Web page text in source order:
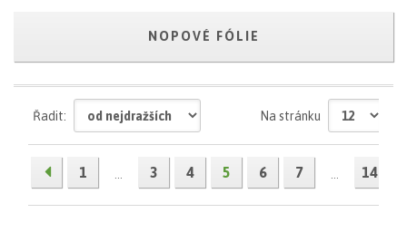
NOPOVÉ FÓLIE
Řadit: Na stránku
1 ... 3 4 5 6 7 ... 14